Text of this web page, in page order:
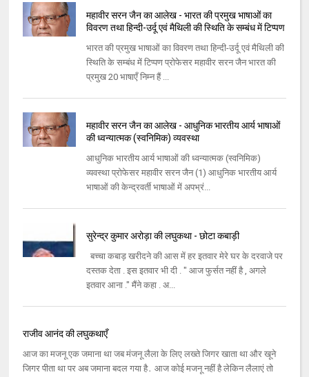
महावीर सरन जैन का आलेख - भारत की प्रमुख भाषाओं का
विवरण तथा हिन्दी-उर्दू एवं मैथिली की स्थिति के सम्बंध में टिप्पण
भारत की प्रमुख भाषाओं का विवरण तथा हिन्दी-उर्दू एवं मैथिली की
स्थिति के सम्बंध में टिप्पण प्रोफेसर महावीर सरन जैन भारत की
प्रमुख 20 भाषाएँ निम्न हैं ...
महावीर सरन जैन का आलेख - आधुनिक भारतीय आर्य भाषाओं
की ध्वन्यात्मक (स्वनिमिक) व्यवस्था
आधुनिक भारतीय आर्य भाषाओं की ध्वन्यात्मक (स्वनिमिक)
व्यवस्था प्रोफेसर महावीर सरन जैन (1) आधुनिक भारतीय आर्य
भाषाओं की केन्द्रवर्ती भाषाओं में अपभ्रं...
सुरेन्द्र कुमार अरोड़ा की लघुकथा - छोटा कबाड़ी
बच्चा कबाड़ खरीदने की आस में हर इतवार मेरे घर के दरवाजे पर
दस्तक देता . इस इतवार भी दी . " आज फुर्सत नहीं है , अगले
इतवार आना ." मैंने कहा . अ...
राजीव आनंद की लघुकथाएँ
आज का मजनू एक जमाना था जब मंजनू लैला के लिए लख्‍ते जिगर खाता था और खूने
जिगर पीता था पर अब जमाना बदल गया है․ आज कोई मजनू नहीं है लेकिन लैलाएं तो